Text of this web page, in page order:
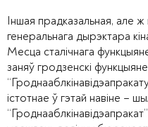
Іншая прадказальная, але
генеральнага дырэктара
Месца сталічнага
заняў гродзенскі
істотнае ў гэтай навіне –